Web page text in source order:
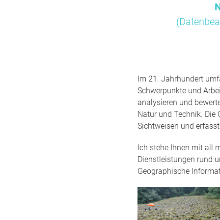
Im 21. Jahrhundert
Schwerpunkte und
analysieren und
Natur und Technik.
Sichtweisen und
Ich stehe Ihnen mit all
Dienstleistungen rund
Geographische